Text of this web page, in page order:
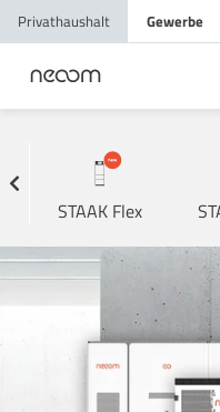
Privathaushalt Gewerbe
STAAK Flex